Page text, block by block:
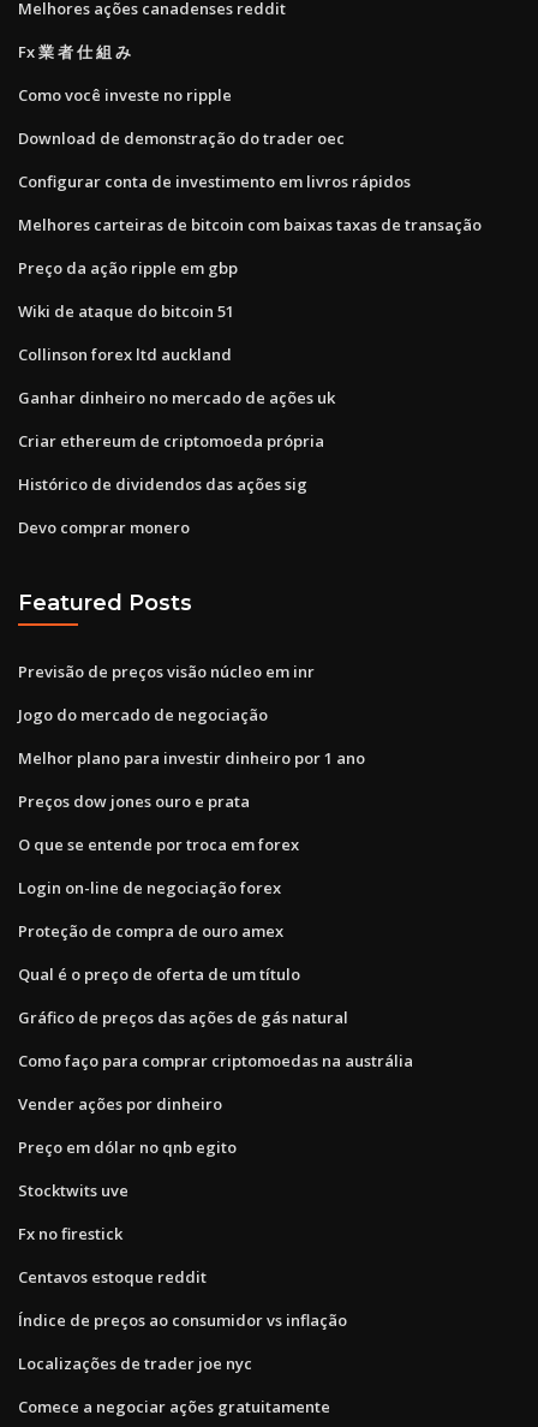
Melhores ações canadenses reddit
Fx 業 者 仕 組 み
Como você investe no ripple
Download de demonstração do trader oec
Configurar conta de investimento em livros rápidos
Melhores carteiras de bitcoin com baixas taxas de transação
Preço da ação ripple em gbp
Wiki de ataque do bitcoin 51
Collinson forex ltd auckland
Ganhar dinheiro no mercado de ações uk
Criar ethereum de criptomoeda própria
Histórico de dividendos das ações sig
Devo comprar monero
Featured Posts
Previsão de preços visão núcleo em inr
Jogo do mercado de negociação
Melhor plano para investir dinheiro por 1 ano
Preços dow jones ouro e prata
O que se entende por troca em forex
Login on-line de negociação forex
Proteção de compra de ouro amex
Qual é o preço de oferta de um título
Gráfico de preços das ações de gás natural
Como faço para comprar criptomoedas na austrália
Vender ações por dinheiro
Preço em dólar no qnb egito
Stocktwits uve
Fx no firestick
Centavos estoque reddit
Índice de preços ao consumidor vs inflação
Localizações de trader joe nyc
Comece a negociar ações gratuitamente